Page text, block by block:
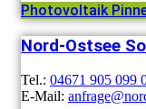
Photovoltaik
Nord-Ostsee
Tel.: 04671 905 099
E-Mail: